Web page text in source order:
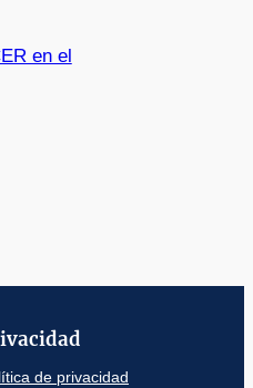
en el
de privacidad